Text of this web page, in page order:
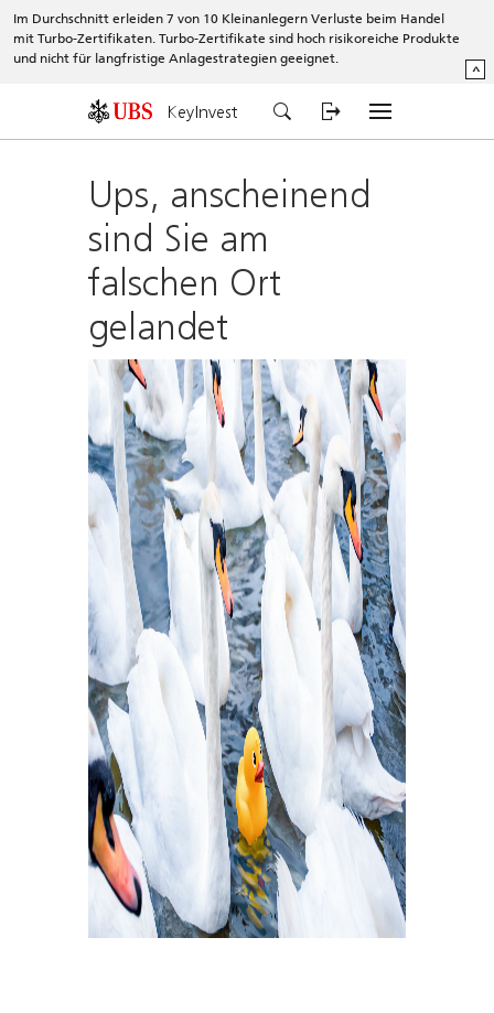
Im Durchschnitt erleiden 7 von 10 Kleinanlegern Verluste beim Handel
mit Turbo-Zertifikaten. Turbo-Zertifikate sind hoch risikoreiche Produkte
und nicht für langfristige Anlagestrategien geeignet.
^
KeyInvest
Ups, anscheinend
sind Sie am
falschen Ort
gelandet